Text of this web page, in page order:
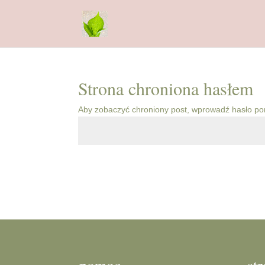
Strona chroniona hasłem
Aby zobaczyć chroniony post, wprowadź hasło